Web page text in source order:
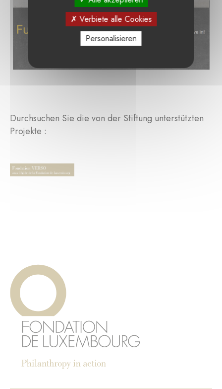
Durchsuchen Sie die von der Stiftung unterstützten
Projekte :
Verbiete alle Cookies
Personalisieren